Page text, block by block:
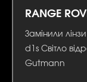
RANGE
Замінили
d1s Світло
Gutmann